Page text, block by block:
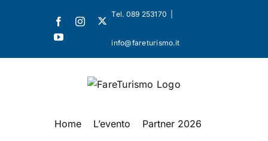
FacebookInstagram
X
YouTube
Tel. 089 253170
info@fareturismo.it
Home L’evento
Partner 2026